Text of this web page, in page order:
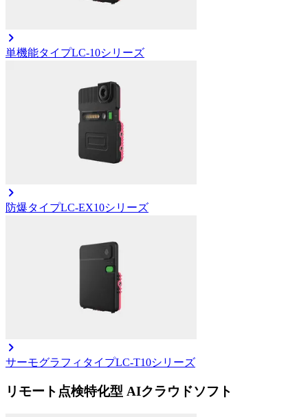
単機能タイプLC-10シリーズ
防爆タイプLC-EX10シリーズ
サーモグラフィタイプLC-T10シリーズ
リモート点検特化型 AIクラウドソフト